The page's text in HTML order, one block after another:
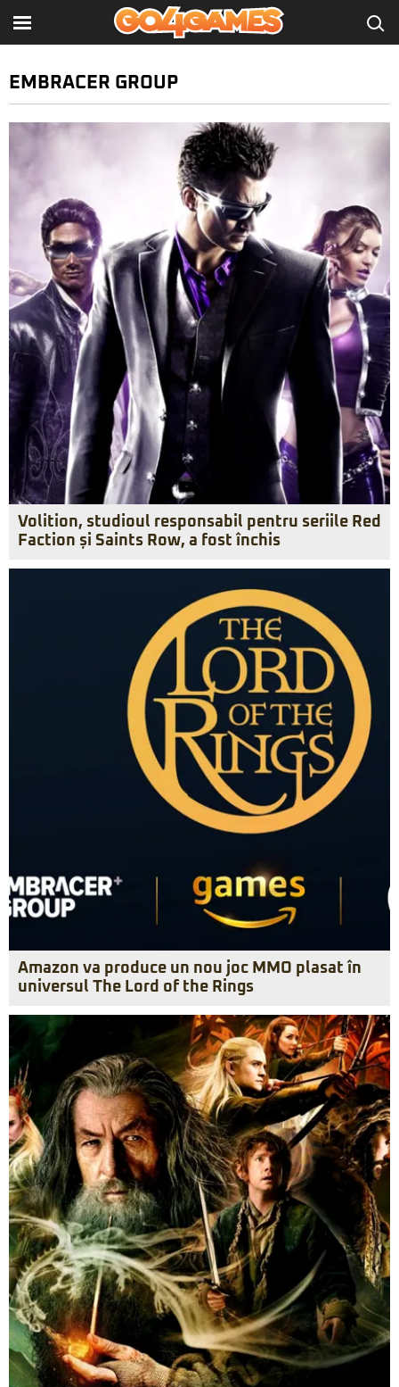
EMBRACER GROUP
Volition, studioul responsabil pentru seriile Red
Faction și Saints Row, a fost închis
Amazon va produce un nou joc MMO plasat în
universul The Lord of the Rings